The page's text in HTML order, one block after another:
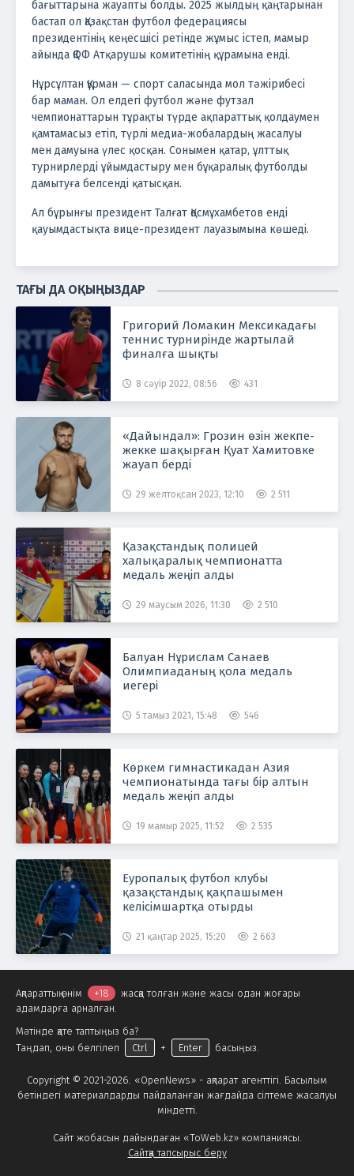
бағыттарына жауапты болды. 2025 жылдың қаңтарынан
бастап ол Қазақстан футбол федерациясы
президентінің кеңесшісі ретінде жұмыс істеп, мамыр
айында ҚФФ Атқарушы комитетінің құрамына енді.
Нұрсұлтан Құрман — спорт саласында мол тәжірибесі
бар маман. Ол елдегі футбол және футзал
чемпионаттарын тұрақты түрде ақпараттық қолдаумен
қамтамасыз етіп, түрлі медиа-жобалардың жасалуы
мен дамуына үлес қосқан. Сонымен қатар, ұлттық
турнирлерді ұйымдастыру мен бұқаралық футболды
дамытуға белсенді қатысқан.
Ал бұрынғы президент Талғат Қосмұхамбетов енді
қауымдастықта вице-президент лауазымына көшеді.
ТАҒЫ ДА ОҚЫҢЫЗДАР
Григорий Ломакин Мексикадағы
теннис турнирінде жартылай
финалға шықты
8 сәуір 2022, 08:56 431
«Дайындал»: Грозин өзін жекпе-
жекке шақырған Қуат Хамитовке
жауап берді
29 желтоқсан 2023, 12:10 2 511
Қазақстандық полицей
халықаралық чемпионатта
медаль жеңіп алды
29 маусым 2026, 11:30 2 510
Балуан Нұрислам Санаев
Олимпиаданың қола медаль
иегері
5 тамыз 2021, 15:48 546
Көркем гимнастикадан Азия
чемпионатында тағы бір алтын
медаль жеңіп алды
19 мамыр 2025, 11:52 2 535
Еуропалық футбол клубы
қазақстандық қақпашымен
келісімшартқа отырды
21 қаңтар 2025, 15:20 2 663
Copyright © 2021-2026. «OpenNews» - ақпарат агенттігі. Басылым
бетіндегі материалдарды пайдаланған жағдайда сілтеме жасалуы
міндетті.
Сайт жобасын дайындаған «ToWeb.kz» компаниясы.
Сайтқа тапсырыс беру
Ақпараттық өнім +18
жасқа толған және жасы одан жоғары
адамдарға арналған.
Мәтінде қате таптыңыз ба?
Таңдап, оны белгілеп
Ctrl + Enter басыңыз.